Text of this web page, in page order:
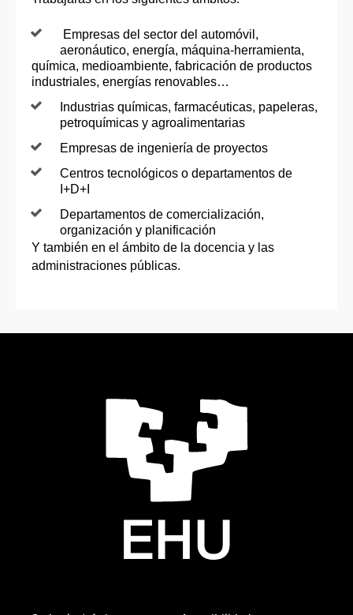
Empresas del sector del automóvil,
aeronáutico, energía, máquina-herramienta,
química, medioambiente, fabricación de productos
industriales, energías renovables…
Industrias químicas, farmacéuticas, papeleras,
petroquímicas y agroalimentarias
Empresas de ingeniería de proyectos
Centros tecnológicos o departamentos de
I+D+I
Departamentos de comercialización,
organización y planificación
Y también en el ámbito de la docencia y las
administraciones públicas.